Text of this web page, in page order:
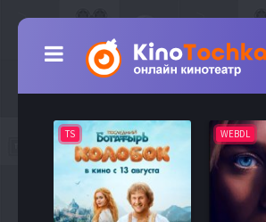
TS WEBDL